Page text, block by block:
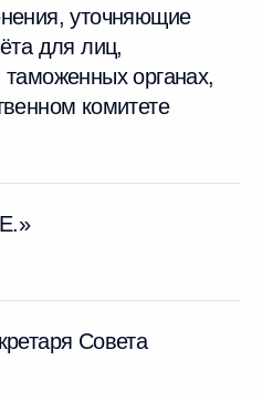
уточняющие
для лиц,
органах,
комитете
Совета